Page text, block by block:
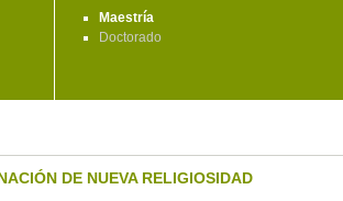
Maestría
Doctorado
DE NUEVA RELIGIOSIDAD